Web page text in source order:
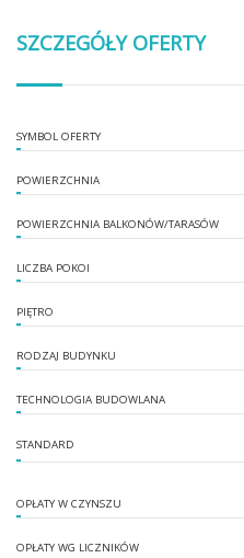
SZCZEGÓŁY OFERTY
SYMBOL OFERTY
POWIERZCHNIA
POWIERZCHNIA BALKONÓW/TARASÓW
LICZBA POKOI
PIĘTRO
RODZAJ BUDYNKU
TECHNOLOGIA BUDOWLANA
STANDARD
OPŁATY W CZYNSZU
OPŁATY WG LICZNIKÓW